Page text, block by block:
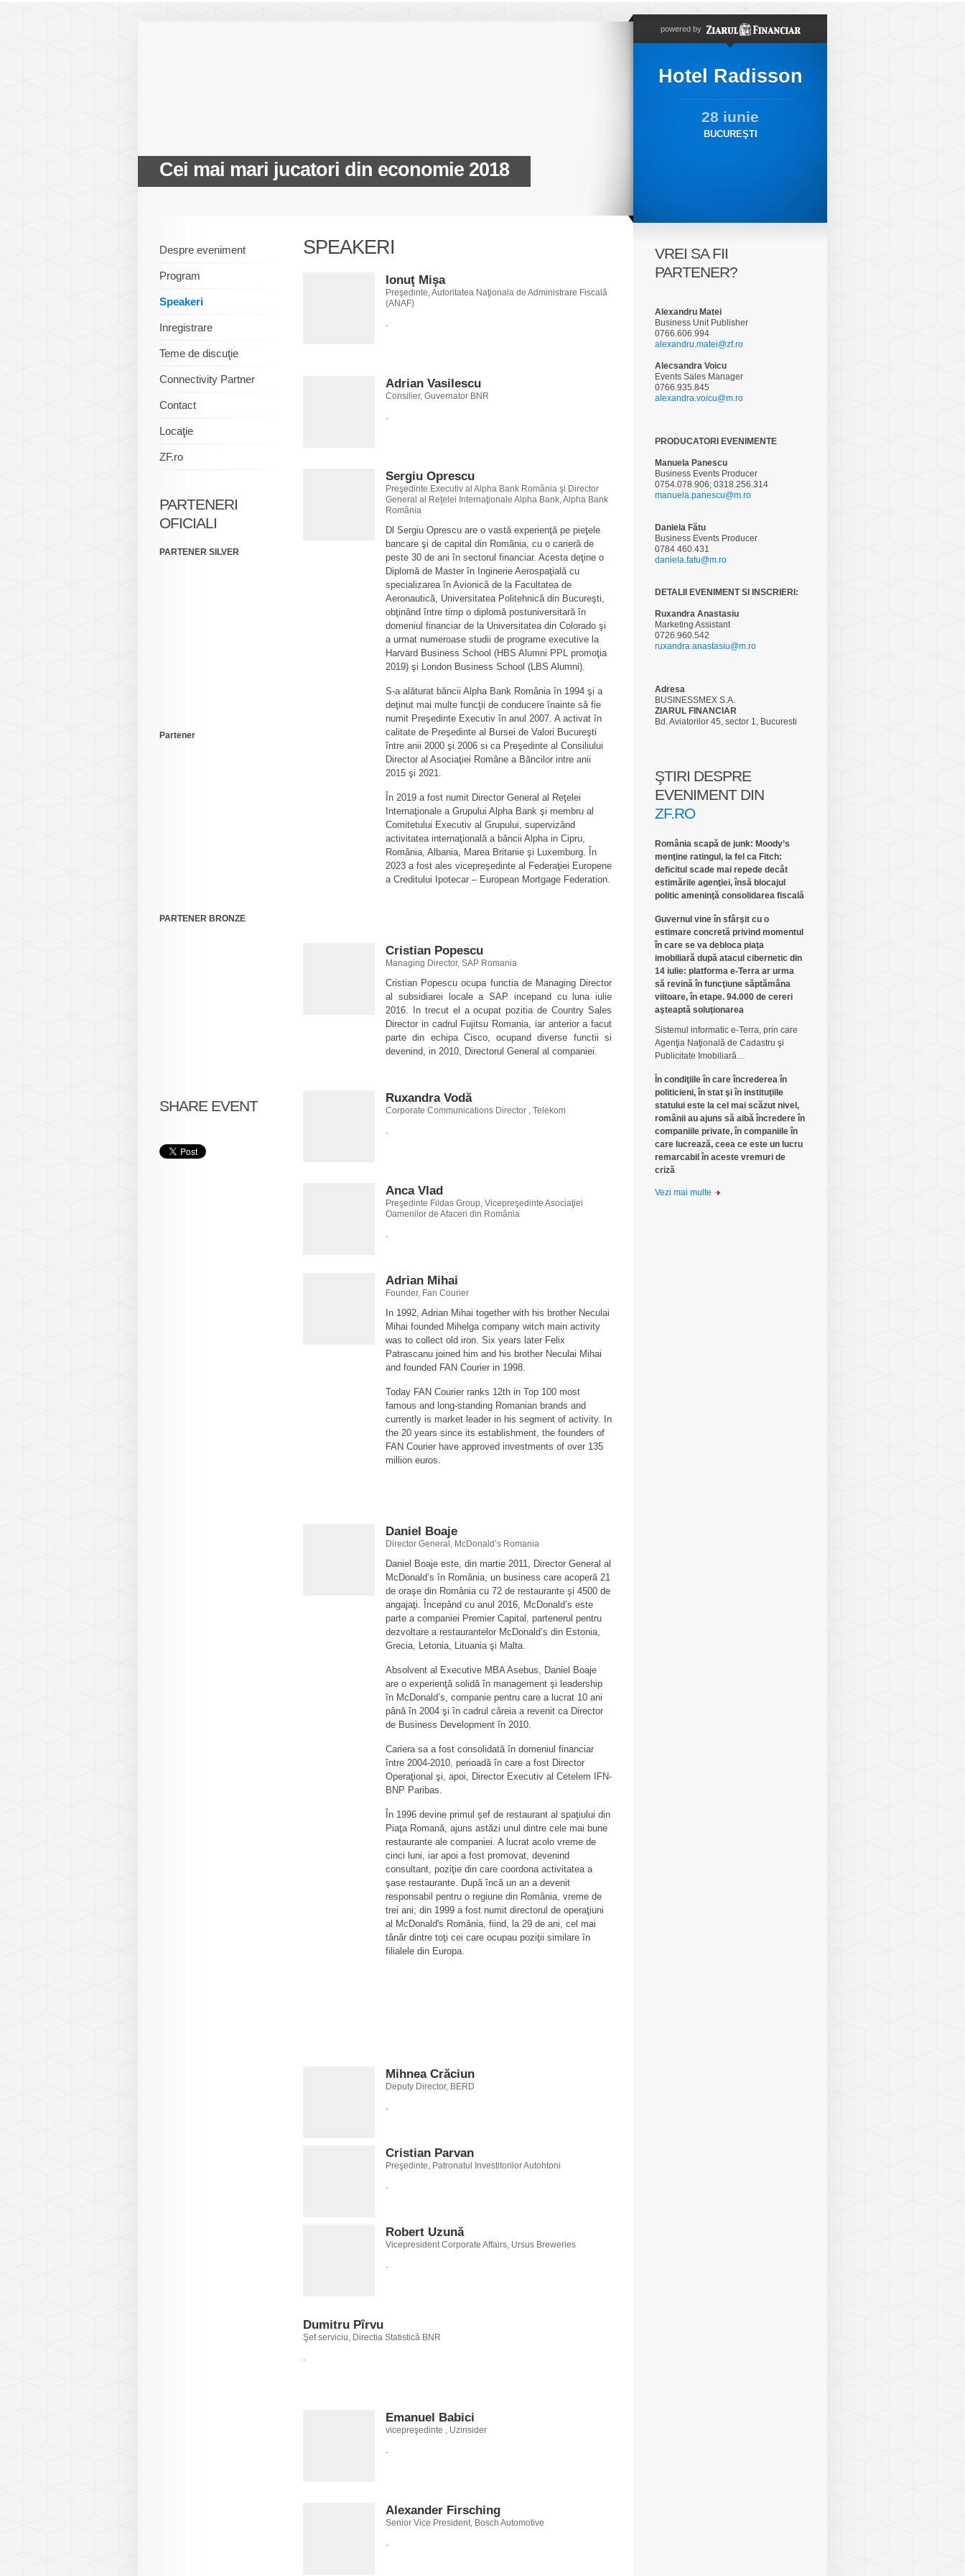
Cei mai mari jucatori din economie 2018
powered by
Hotel Radisson
28 iunie
BUCUREŞTI
Despre eveniment
Program
Speakeri
Inregistrare
Teme de discuţie
Connectivity Partner
Contact
Locaţie
ZF.ro
PARTENERI
OFICIALI
PARTENER SILVER
Partener
PARTENER BRONZE
SHARE EVENT
SPEAKERI
Ionuţ Mişa
Preşedinte, Autoritatea Naţionala de Administrare Fiscală
(ANAF)
.
Adrian Vasilescu
Consilier, Guvernator BNR
.
Sergiu Oprescu
Preşedinte Executiv al Alpha Bank România şi Director
General al Reţelei Internaţionale Alpha Bank, Alpha Bank
România
Dl Sergiu Oprescu are o vastă experienţă pe pieţele
bancare şi de capital din România, cu o carieră de
peste 30 de ani în sectorul financiar. Acesta deţine o
Diplomă de Master în Inginerie Aerospaţială cu
specializarea în Avionică de la Facultatea de
Aeronautică, Universitatea Politehnică din Bucureşti,
obţinând între timp o diplomă postuniversitară în
domeniul financiar de la Universitatea din Colorado şi
a urmat numeroase studii de programe executive la
Harvard Business School (HBS Alumni PPL promoţia
2019) şi London Business School (LBS Alumni).
S-a alăturat băncii Alpha Bank România în 1994 şi a
deţinut mai multe funcţii de conducere înainte să fie
numit Preşedinte Executiv în anul 2007. A activat în
calitate de Preşedinte al Bursei de Valori Bucureşti
între anii 2000 şi 2006 si ca Preşedinte al Consiliului
Director al Asociaţiei Române a Băncilor intre anii
2015 şi 2021.
În 2019 a fost numit Director General al Reţelei
Internaţionale a Grupului Alpha Bank şi membru al
Comitetului Executiv al Grupului, supervizând
activitatea internaţională a băncii Alpha in Cipru,
România, Albania, Marea Britanie şi Luxemburg. În
2023 a fost ales vicepreşedinte al Federaţiei Europene
a Creditului Ipotecar – European Mortgage Federation.
Cristian Popescu
Managing Director, SAP Romania
Cristian Popescu ocupa functia de Managing Director
al subsidiarei locale a SAP incepand cu luna iulie
2016. In trecut el a ocupat pozitia de Country Sales
Director in cadrul Fujitsu Romania, iar anterior a facut
parte din echipa Cisco, ocupand diverse functii si
devenind, in 2010, Directorul General al companiei.
Ruxandra Vodă
Corporate Communications Director , Telekom
.
Anca Vlad
Preşedinte Fildas Group, Vicepreşedinte Asociaţiei
Oamenilor de Afaceri din România
.
Adrian Mihai
Founder, Fan Courier
In 1992, Adrian Mihai together with his brother Neculai
Mihai founded Mihelga company witch main activity
was to collect old iron. Six years later Felix
Patrascanu joined him and his brother Neculai Mihai
and founded FAN Courier in 1998.
Today FAN Courier ranks 12th in Top 100 most
famous and long-standing Romanian brands and
currently is market leader in his segment of activity. In
the 20 years since its establishment, the founders of
FAN Courier have approved investments of over 135
million euros.
Daniel Boaje
Director General, McDonald’s Romania
Daniel Boaje este, din martie 2011, Director General al
McDonald’s în România, un business care acoperă 21
de oraşe din România cu 72 de restaurante şi 4500 de
angajaţi. Începând cu anul 2016, McDonald’s este
parte a companiei Premier Capital, partenerul pentru
dezvoltare a restaurantelor McDonald’s din Estonia,
Grecia, Letonia, Lituania şi Malta.
Absolvent al Executive MBA Asebus, Daniel Boaje
are o experienţă solidă în management şi leadership
în McDonald’s, companie pentru care a lucrat 10 ani
până în 2004 şi în cadrul căreia a revenit ca Director
de Business Development în 2010.
Cariera sa a fost consolidată în domeniul financiar
între 2004-2010, perioadă în care a fost Director
Operaţional şi, apoi, Director Executiv al Cetelem IFN-
BNP Paribas.
În 1996 devine primul şef de restaurant al spaţiului din
Piaţa Romană, ajuns astăzi unul dintre cele mai bune
restaurante ale companiei. A lucrat acolo vreme de
cinci luni, iar apoi a fost promovat, devenind
consultant, poziţie din care coordona activitatea a
şase restaurante. După încă un an a devenit
responsabil pentru o regiune din România, vreme de
trei ani; din 1999 a fost numit directorul de operaţiuni
al McDonald's România, fiind, la 29 de ani, cel mai
tânăr dintre toţi cei care ocupau poziţii similare în
filialele din Europa.
Mihnea Crăciun
Deputy Director, BERD
.
Cristian Parvan
Preşedinte, Patronatul Investitorilor Autohtoni
.
Robert Uzună
Vicepresident Corporate Affairs, Ursus Breweries
.
Dumitru Pîrvu
Şef serviciu, Directia Statistică BNR
.
Emanuel Babici
vicepreşedinte , Uzinsider
.
Alexander Firsching
Senior Vice President, Bosch Automotive
.
VREI SA FII
PARTENER?
Alexandru Matei
Business Unit Publisher
0766.606.994
alexandru.matei@zf.ro
Alecsandra Voicu
Events Sales Manager
0766.935.845
alexandra.voicu@m.ro
PRODUCATORI EVENIMENTE
Manuela Panescu
Business Events Producer
0754.078.906; 0318.256.314
manuela.panescu@m.ro
Daniela Fătu
Business Events Producer
0784 460.431
daniela.fatu@m.ro
DETALII EVENIMENT SI INSCRIERI:
Ruxandra Anastasiu
Marketing Assistant
0726.960.542
ruxandra.anastasiu@m.ro
Adresa
BUSINESSMEX S.A.
ZIARUL FINANCIAR
Bd. Aviatorilor 45, sector 1, Bucuresti
ŞTIRI DESPRE
EVENIMENT DIN
ZF.RO
România scapă de junk: Moody’s
menţine ratingul, la fel ca Fitch:
deficitul scade mai repede decât
estimările agenţiei, însă blocajul
politic ameninţă consolidarea fiscală
Guvernul vine în sfârşit cu o
estimare concretă privind momentul
în care se va debloca piaţa
imobiliară după atacul cibernetic din
14 iulie: platforma e-Terra ar urma
să revină în funcţiune săptămâna
viitoare, în etape. 94.000 de cereri
aşteaptă soluţionarea
Sistemul informatic e-Terra, prin care
Agenţia Naţională de Cadastru şi
Publicitate Imobiliară…
În condiţiile în care încrederea în
politicieni, în stat şi în instituţiile
statului este la cel mai scăzut nivel,
românii au ajuns să aibă încredere în
companiile private, în companiile în
care lucrează, ceea ce este un lucru
remarcabil în aceste vremuri de
criză
Vezi mai multe